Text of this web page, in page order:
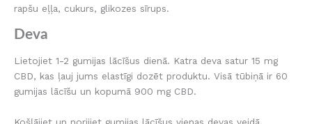
rapšu eļļa, cukurs, glikozes sīrups.
Deva
Lietojiet 1-2 gumijas lācīšus dienā. Katra deva satur 15 mg
CBD, kas ļauj jums elastīgi dozēt produktu. Visā tūbiņā ir 60
gumijas lācīšu un kopumā 900 mg CBD.
Košļājiet un norijiet gumijas lācīšus vienas devas veidā,